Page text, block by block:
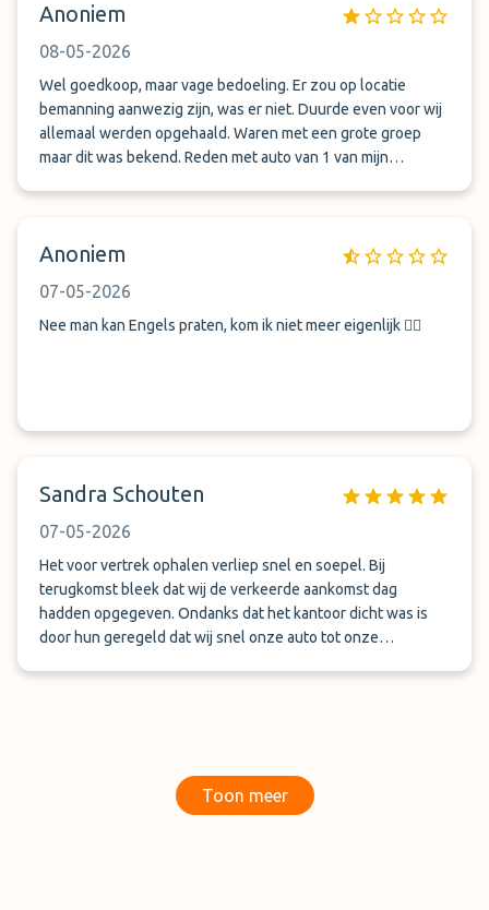
Anoniem
08-05-2026
Wel goedkoop, maar vage bedoeling. Er zou op locatie
bemanning aanwezig zijn, was er niet. Duurde even voor wij
allemaal werden opgehaald. Waren met een grote groep
maar dit was bekend. Reden met auto van 1 van mijn
doorgegeven. Er zou 1.5u later iemand komen. Bewijs van
tijdstip hadden aangegeven en toch echt opgehaald wouden
worden. Auto werd uiteindelijk naar de airport gebracht.
Anoniem
07-05-2026
Nee man kan Engels praten, kom ik niet meer eigenlijk 👎🏼
Sandra Schouten
07-05-2026
Het voor vertrek ophalen verliep snel en soepel. Bij
terugkomst bleek dat wij de verkeerde aankomst dag
hadden opgegeven. Ondanks dat het kantoor dicht was is
door hun geregeld dat wij snel onze auto tot onze
Toon meer